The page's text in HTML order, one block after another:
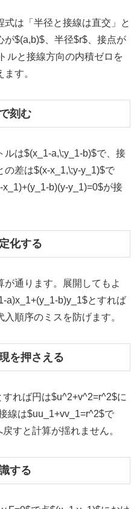
は「半径と接線は直交」と
が$(a,b)$ 、半径$r$ 、接点が
ルと接線方向の内積ゼロを
す。
刻む
ルは$(x_1-a,\;y_1-b)$で、接
の差は$(x-x_1,\;y-y_1)$で
x_1)+(y_1-b)(y-y_1)=0$が接
化する
通ります。展開してもよ
a)x_1+(y_1-b)y_1$とすれば
順序のミスを防げます。
を押さえる
すれば円は$u^2+v^2=r^2$に
線は$uu_1+vv_1=r^2$で
戻すと計算が揺れません。
する